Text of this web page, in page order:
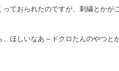
っておられたのですが、刺繍とかが
、ほしいなあ～ドクロたんのやつと